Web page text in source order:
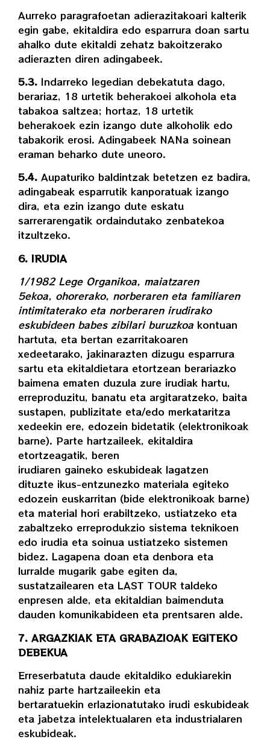
Aurreko paragrafoetan adierazitakoari kalterik
egin gabe, ekitaldira edo esparrura doan sartu
ahalko dute ekitaldi zehatz bakoitzerako
adierazten diren adingabeek.
5.3. Indarreko legedian debekatuta dago,
berariaz, 18 urtetik beherakoei alkohola eta
tabakoa saltzea; hortaz, 18 urtetik
beherakoek ezin izango dute alkoholik edo
tabakorik erosi. Adingabeek NANa soinean
eraman beharko dute uneoro.
5.4. Aupaturiko baldintzak betetzen ez badira,
adingabeak esparrutik kanporatuak izango
dira, eta ezin izango dute eskatu
sarrerarengatik ordaindutako zenbatekoa
itzultzeko.
6. IRUDIA
1/1982 Lege Organikoa, maiatzaren
5ekoa, ohorerako, norberaren eta familiaren
intimitaterako eta norberaren irudirako
eskubideen babes zibilari buruzkoa kontuan
hartuta, eta bertan ezarritakoaren
xedeetarako, jakinarazten dizugu esparrura
sartu eta ekitaldietara etortzean berariazko
baimena ematen duzula zure irudiak hartu,
erreproduzitu, banatu eta argitaratzeko, baita
sustapen, publizitate eta/edo merkataritza
xedeekin ere, edozein bidetatik (elektronikoak
barne). Parte hartzaileek, ekitaldira
etortzeagatik, beren
irudiaren gaineko eskubideak lagatzen
dituzte ikus-entzunezko materiala egiteko
edozein euskarritan (bide elektronikoak barne)
eta material hori erabiltzeko, ustiatzeko eta
zabaltzeko erreprodukzio sistema teknikoen
edo irudia eta soinua ustiatzeko sistemen
bidez. Lagapena doan eta denbora eta
lurralde mugarik gabe egiten da,
sustatzailearen eta LAST TOUR taldeko
enpresen alde, eta ekitaldian baimenduta
dauden komunikabideen eta prentsaren alde.
7. ARGAZKIAK ETA GRABAZIOAK EGITEKO
DEBEKUA
Erreserbatuta daude ekitaldiko edukiarekin
nahiz parte hartzaileekin eta
bertaratuekin erlazionatutako irudi eskubideak
eta jabetza intelektualaren eta industrialaren
eskubideak.